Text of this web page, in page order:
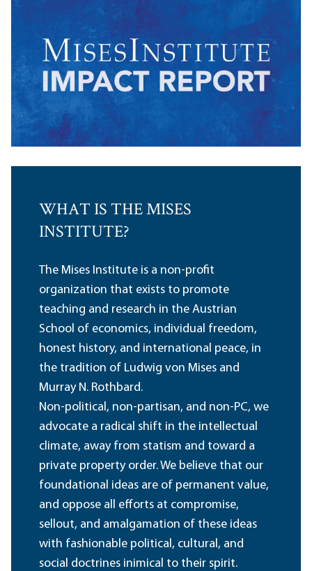
WHAT IS THE MISES
INSTITUTE?
The Mises Institute is a non-profit
organization that exists to promote
teaching and research in the Austrian
School of economics, individual freedom,
honest history, and international peace, in
the tradition of Ludwig von Mises and
Murray N. Rothbard.
Non-political, non-partisan, and non-PC, we
advocate a radical shift in the intellectual
climate, away from statism and toward a
private property order. We believe that our
foundational ideas are of permanent value,
and oppose all efforts at compromise,
sellout, and amalgamation of these ideas
with fashionable political, cultural, and
social doctrines inimical to their spirit.